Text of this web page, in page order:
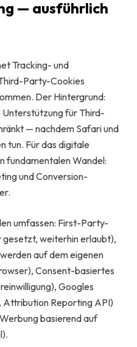
Start-up-
— ausführlich
Tracking- und
Party-Cookies
Der Hintergrund:
für Third-
— nachdem Safari und
tun. Für das digitale
fundamentalen Wandel:
und Conversion-
umfassen: First-Party-
gesetzt, weiterhin erlaubt),
auf dem eigenen
Consent-basiertes
Googles
Attribution Reporting API)
basierend auf